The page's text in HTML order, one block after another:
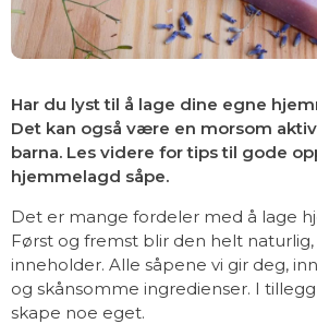
Har du lyst til å lage dine egne
Det kan også være en morsom
barna. Les videre for tips til gode
hjemmelagd såpe.
Det er mange fordeler med å lage
Først og fremst blir den helt
inneholder. Alle såpene vi gir deg,
og skånsomme ingredienser. I
skape noe eget.